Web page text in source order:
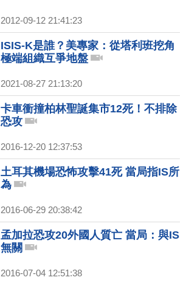
2012-09-12 21:41:23
ISIS-K是誰？美專家：從塔利班挖角
極端組織互爭地盤
2021-08-27 21:13:20
卡車衝撞柏林聖誕集市12死！不排除
恐攻
2016-12-20 12:37:53
土耳其機場恐怖攻擊41死 當局指IS所
為
2016-06-29 20:38:42
孟加拉恐攻20外國人質亡 當局：與IS
無關
2016-07-04 12:51:38